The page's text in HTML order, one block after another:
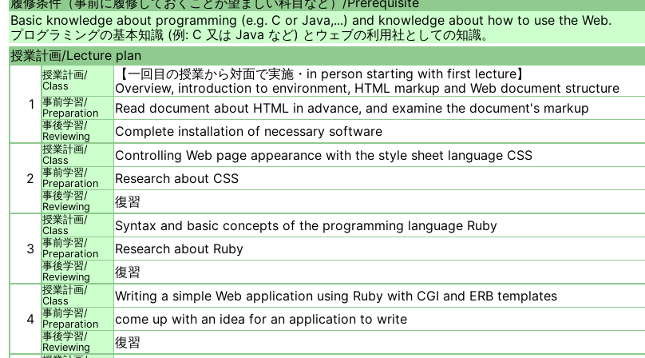
Basic knowledge about programming (e.g. C or Java,...) and knowledge about how to use the Web.
プログラミングの基本知識 (例: C 又は Java など) とウェブの利用社としての知識。
授業計画/Lecture plan
1
授業計画/
Class
【一回目の授業から対面で実施・in person starting with first lecture】
Overview, introduction to environment, HTML markup and Web document structure
事前学習/
Preparation
Read document about HTML in advance, and examine the document's markup
事後学習/
Reviewing
Complete installation of necessary software
2
授業計画/
Class
Controlling Web page appearance with the style sheet language CSS
事前学習/
Preparation
Research about CSS
事後学習/
Reviewing
復習
3
授業計画/
Class
Syntax and basic concepts of the programming language Ruby
事前学習/
Preparation
Research about Ruby
事後学習/
Reviewing
復習
4
授業計画/
Class
Writing a simple Web application using Ruby with CGI and ERB templates
事前学習/
Preparation
come up with an idea for an application to write
事後学習/
Reviewing
復習